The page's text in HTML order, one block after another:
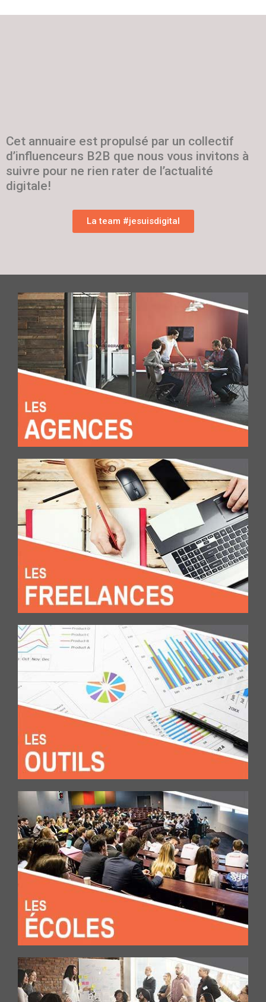
Cet annuaire est propulsé par un collectif
d’influenceurs B2B que nous vous invitons à
suivre pour ne rien rater de l’actualité
digitale!
La team #jesuisdigital